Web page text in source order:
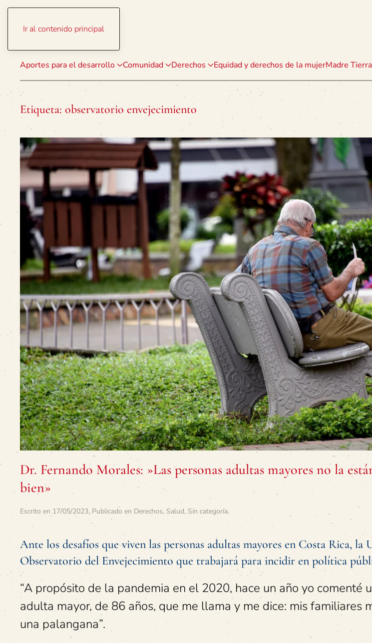
Ir al contenido principal
Aportes para el desarrollo Comunidad Derechos Equidad y derechos de la mujerMadre Tierra
Etiqueta: observatorio envejecimiento
Dr. Fernando Morales: »Las personas adultas mayores no la
bien»
Escrito en17/05/2023. Publicado en Derechos, Salud, Sin categoría.
Ante los desafíos que viven las personas adultas mayores en Costa Rica, la
Observatorio del Envejecimiento que trabajará para incidir en política
“A propósito de la pandemia en el 2020, hace un año yo comenté
adulta mayor, de 86 años, que me llama y me dice: mis familiares
una palangana”.